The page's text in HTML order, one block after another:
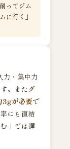
ってジム
に行く」
力・集中力
。またグ
3gが必要で
にも直結
」では遅